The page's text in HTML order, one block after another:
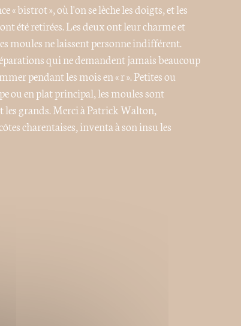
« bistrot », où l'on se lèche les doigts, et les
été retirées. Les deux ont leur charme et
moules ne laissent personne indifférent.
qui ne demandent jamais beaucoup
pendant les mois en « r ». Petites ou
ou en plat principal, les moules sont
les grands. Merci à Patrick Walton,
charentaises, inventa à son insu les